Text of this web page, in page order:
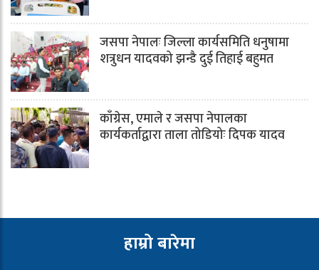
जसपा नेपालः जिल्ला कार्यसमिति धनुषामा
शत्रुधन यादवको झन्डै दुई तिहाई बहुमत
काँग्रेस, एमाले र जसपा नेपालका
कार्यकर्ताद्वारा ताला तोडियोः दिपक यादव
हाम्रो बारेमा